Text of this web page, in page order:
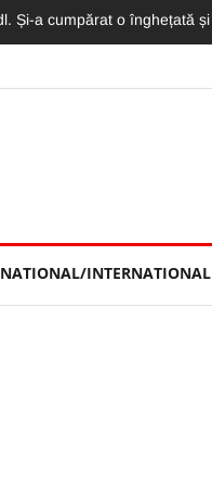
a fost restricționat
NATIONAL/INTERNATIONAL